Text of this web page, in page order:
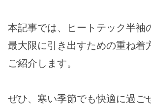
本記事では、ヒートテック半袖
最大限に引き出すための重ね着
ご紹介します。
ぜひ、寒い季節でも快適に過ご